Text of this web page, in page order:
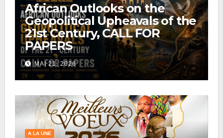
African Outlooks on the
Geopolitical Upheavals of the
21st Century, CALL FOR
PAPERS
MAI 21, 2026
A LA UNE